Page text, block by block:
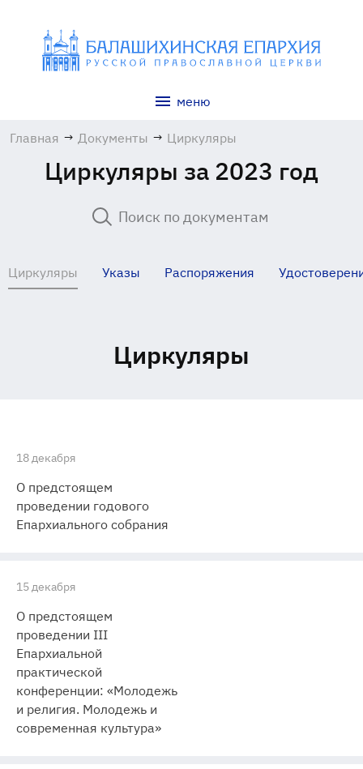
меню
Главная → Документы → Циркуляры
Циркуляры за 2023 год
Циркуляры Указы Распоряжения
Циркуляры
18 декабря
О предстоящем
проведении годового
Епархиального собрания
15 декабря
О предстоящем
проведении III
Епархиальной
практической
конференции: «Молодежь
и религия. Молодежь и
современная культура»